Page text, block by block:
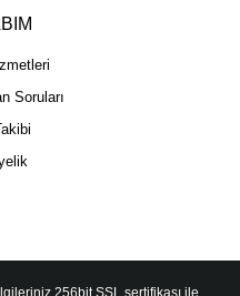
Soruları